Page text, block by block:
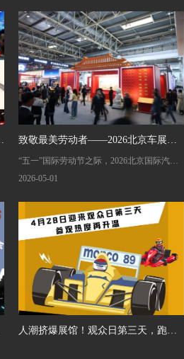
致敬最美劳动者——2026北京车展向
全体一线工作人员送上节日祝福
“五一”国际劳动节之际，2026北京国际汽车
展览会组委会，向节日期间依然坚守岗位、
日祝福与最崇高的敬意！向每一位用汗水诠
释责任、以坚守书写担当的劳动者，道一
2026-05-01
人潮挤爆展馆！观众日第三天，跑车